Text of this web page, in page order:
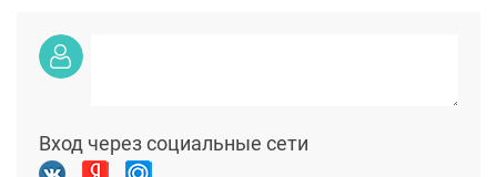
Вход через социальные сети